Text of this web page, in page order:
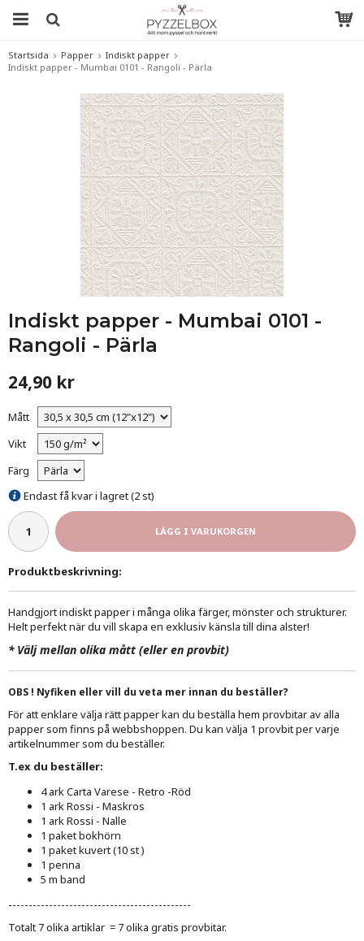
Startsida Papper
Indiskt papper
Indiskt papper - Mumbai 0101 - Rangoli - Pärla
Indiskt papper - Mumbai 0101 -
Rangoli - Pärla
24,90 kr
Mått
Vikt
Färg
Endast få kvar i lagret (2 st)
LÄGG I VARUKORGEN
Produktbeskrivning:
Handgjort indiskt papper i många olika färger, mönster och strukturer.
Helt perfekt när du vill skapa en exklusiv känsla till dina alster!
* Välj mellan olika mått (eller en provbit)
OBS ! Nyfiken eller vill du veta mer innan du beställer?
För att enklare välja rätt papper kan du beställa hem provbitar av alla
papper som finns på webbshoppen. Du kan välja 1 provbit per varje
artikelnummer som du beställer.
T.ex du beställer:
4 ark Carta Varese - Retro -Röd
1 ark Rossi - Maskros
1 ark Rossi - Nalle
1 paket bokhörn
1 paket kuvert (10 st )
1 penna
5 m band
---------------------------------------------
Totalt 7 olika artiklar = 7 olika gratis provbitar.